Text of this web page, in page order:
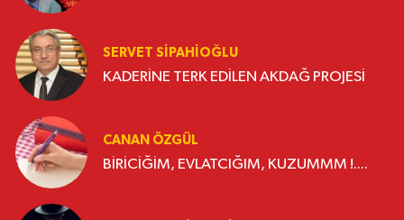
SERVET SİPAHİOĞLU
KADERİNE TERK EDİLEN AKDAĞ PROJESİ
CANAN ÖZGÜL
BİRİCİĞİM, EVLATCIĞIM, KUZUMMM !....